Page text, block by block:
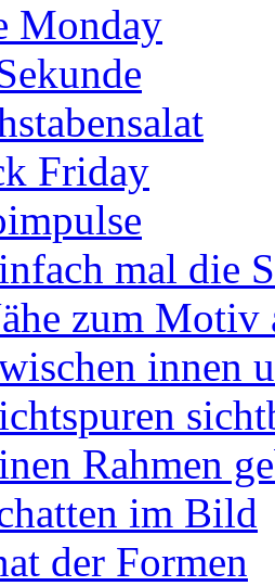
Monday
Friday
mal die
zum Motiv
innen
Rahmen
im Bild
der Formen